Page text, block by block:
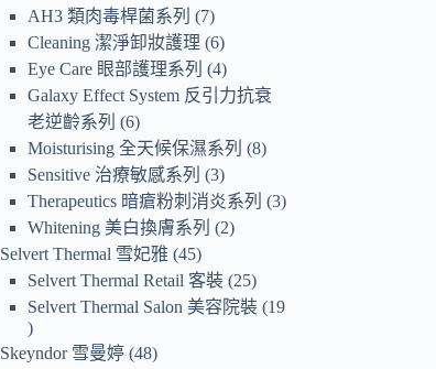
AH3 類肉毒桿菌系列
7
Cleaning 潔淨卸妝護理 6
Eye Care 眼部護理系列
4
Galaxy Effect System 反引力抗衰
老逆齡系列
6
Moisturising 全天候保濕系列
8
Sensitive 治療敏感系列
3
Therapeutics 暗瘡粉刺消炎系列
3
Whitening 美白換膚系列
2
Selvert Thermal 雪妃雅 45
Selvert Thermal Retail 客裝 25
Selvert Thermal Salon 美容院裝 19
Skeyndor 雪曼婷 48